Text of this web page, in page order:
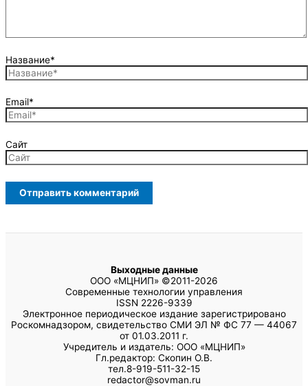
Название*
Email*
Сайт
Выходные данные
ООО «МЦНИП» ©2011-2026
Современные технологии управления
ISSN 2226-9339
Электронное периодическое издание зарегистрировано
Роскомнадзором, свидетельство СМИ ЭЛ № ФС 77 — 44067
от 01.03.2011 г.
Учредитель и издатель: ООО «МЦНИП»
Гл.редактор: Скопин О.В.
тел.8-919-511-32-15
redactor@sovman.ru